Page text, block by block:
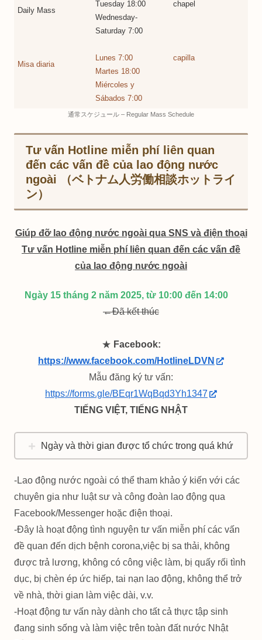
Daily Mass
Misa diaria
Tuesday 18:00
Wednesday-
Saturday 7:00
Lunes 7:00
Martes 18:00
Miércoles y
Sábados 7:00
chapel
capilla
通常スケジュール – Regular Mass Schedule
Tư vấn Hotline miễn phí liên quan
đến các vấn đề của lao động nước
ngoài （ベトナム人労働相談ホットライ
ン）
Giúp đỡ lao động nước ngoài qua SNS và điện thoại
Tư vấn Hotline miễn phí liên quan đến các vấn đề
của lao động nước ngoài
Ngày 15 tháng 2 năm 2025, từ 10:00 đến 14:00
←Đã kết thúc
★ Facebook:
https://www.facebook.com/HotlineLDVN
Mẫu đăng ký tư vấn:
https://forms.gle/BEqr1WqBqd3Yh1347
TIẾNG VIỆT, TIẾNG NHẬT
Ngày và thời gian được tổ chức trong quá khứ
-Lao động nước ngoài có thể tham khảo ý kiến với các
chuyên gia như luật sư và công đoàn lao động qua
Facebook/Messenger hoặc điện thoại.
-Đây là hoạt động tình nguyện tư vấn miễn phí các vấn
đề quan đến dịch bệnh corona,việc bị sa thải, không
được trả lương, không có công việc làm, bị quấy rối tình
dục, bị chèn ép ức hiếp, tai nạn lao động, không thể trở
về nhà, thời gian làm việc dài, v.v.
-Hoạt động tư vấn này dành cho tất cả thực tập sinh
đang sinh sống và làm việc trên toàn đất nước Nhật